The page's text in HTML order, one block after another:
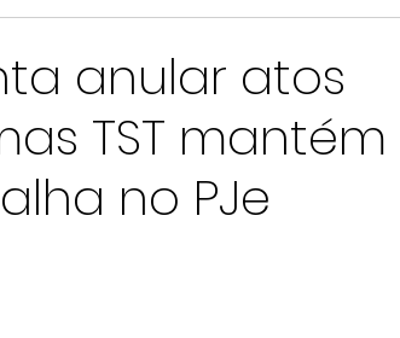
Internacional Coluna Jurídica
anular atos
TST mantém
no PJe